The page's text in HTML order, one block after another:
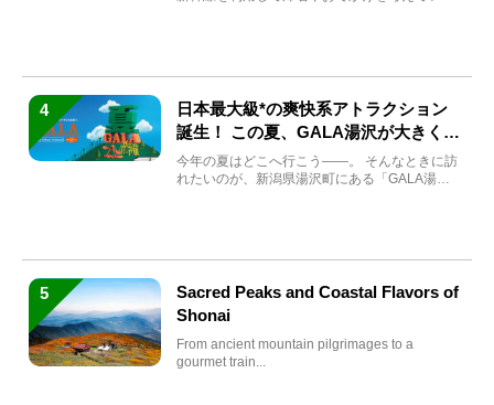
4
日本最大級*の爽快系アトラクション
誕生！ この夏、GALA湯沢が大きく生
まれ変わる
今年の夏はどこへ行こう――。 そんなときに訪
れたいのが、新潟県湯沢町にある「GALA湯
5
Sacred Peaks and Coastal Flavors of
Shonai
From ancient mountain pilgrimages to a
gourmet train...